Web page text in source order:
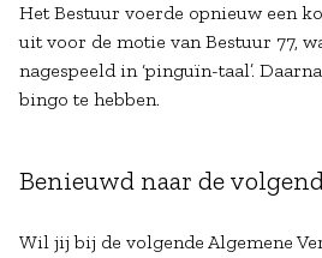
Het Bestuur voerde opnieuw een
uit voor de motie van Bestuur 77,
nagespeeld in ‘pinguïn-taal’.
bingo te hebben.
Benieuwd naar de
Wil jij bij de volgende Algemene